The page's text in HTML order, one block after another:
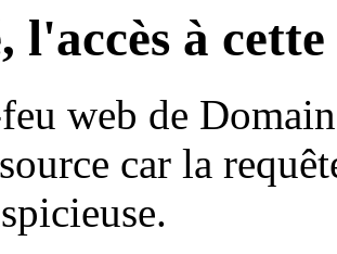
l'accès à
web de
car la